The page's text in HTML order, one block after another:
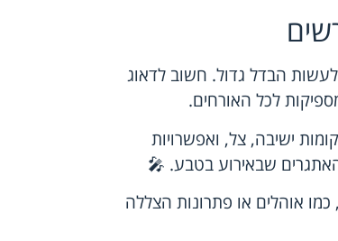
הבדל גדול. חשוב לדאוג
לכל האורחים.
ישיבה, צל, ואפשרויות
שבאירוע בטבע. 🎤
כמו אוהלים או פתרונות הצללה